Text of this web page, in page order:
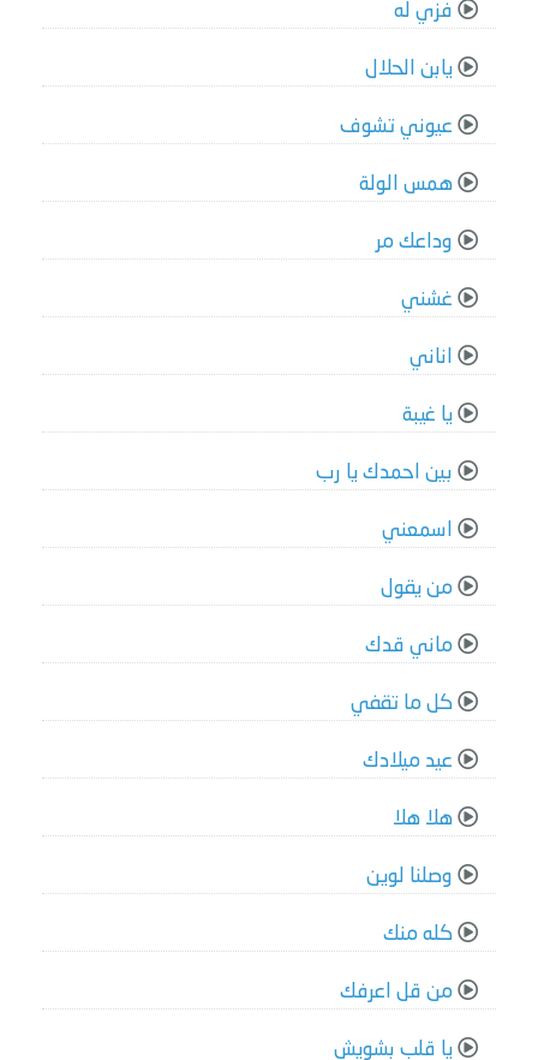
فزي له
يابن الحلال
عيوني تشوف
همس الولة
وداعك مر
غشني
اناني
يا غيبة
بين احمدك يا رب
اسمعني
من يقول
ماني قدك
كل ما تقفي
عيد ميلادك
هلا هلا
وصلنا لوين
كله منك
من قل اعرفك
يا قلب بشويش